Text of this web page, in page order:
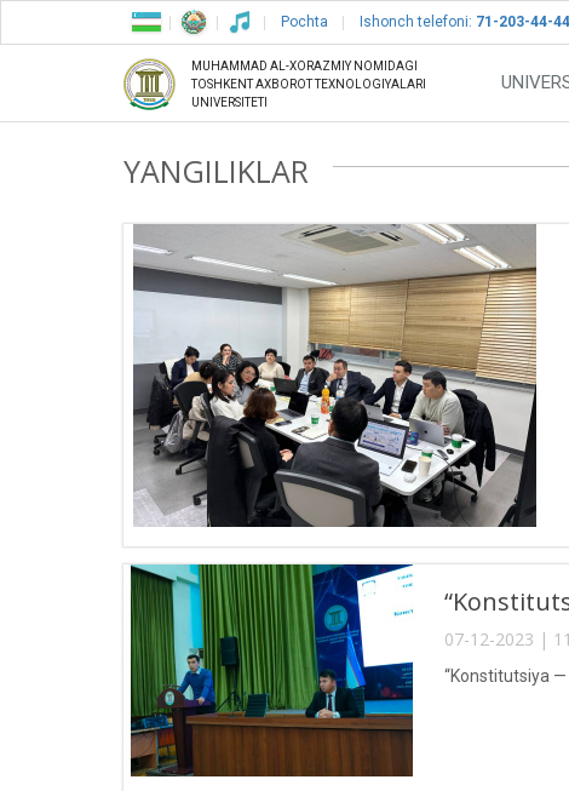
Pochta Ishonch telefoni: 71-203-44-44
MUHAMMAD AL-XORAZMIY NOMIDAGI
TOSHKENT AXBOROT TEXNOLOGIYALARI
UNIVERSITETI
YANGILIKLAR
07-12-2023 |
“Konstitutsiya